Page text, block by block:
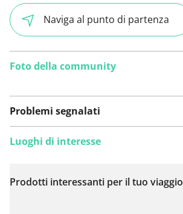
Naviga al punto di partenza
Foto della community
Problemi segnalati
Visualizza sulla mappa
Luoghi di interesse
Prodotti interessanti per il tuo viaggio